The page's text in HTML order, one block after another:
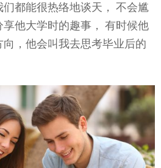
都能很热络地谈天， 不会尴
他大学时的趣事， 有时候他
，他会叫我去思考毕业后的